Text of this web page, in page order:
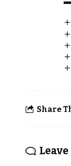
Share